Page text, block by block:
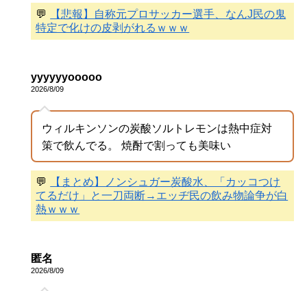
💬
【悲報】自称元プロサッカー選手、なんJ民の鬼
特定で化けの皮剥がれるｗｗｗ
yyyyyyooooo
2026/8/09
ウィルキンソンの炭酸ソルトレモンは熱中症対
策で飲んでる。 焼酎で割っても美味い
💬
【まとめ】ノンシュガー炭酸水、「カッコつけ
てるだけ」と一刀両断→エッヂ民の飲み物論争が白
熱ｗｗｗ
匿名
2026/8/09